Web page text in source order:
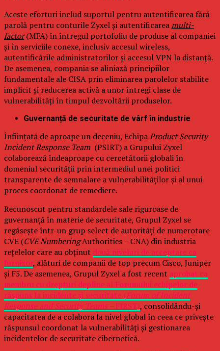
Aceste eforturi includ suportul pentru autentificarea fără
parolă pentru conturile Zyxel și autentificareamulti-
factor(MFA) în întregul portofoliu de produse al companiei
și în serviciile conexe, inclusiv accesul wireless,
autentificările administratorilor și accesul VPN la distanță.
De asemenea, compania se aliniază principiilor
fundamentale ale CISA prin eliminarea parolelor stabilite
implicit și reducerea activă a unor întregi clase de
vulnerabilități în timpul dezvoltării produselor.
Guvernanță de securitate de vârf în industrie
Înființată de aproape un deceniu, EchipaProduct Security
Incident Response Team (PSIRT) a Grupului Zyxel
colaborează îndeaproape cu cercetătorii globali în
domeniul securității prin intermediul unei politici
transparente de semnalare a vulnerabilităților și al unui
proces coordonat de remediere.
Recunoscut pentru standardele sale riguroase de
guvernanță în materie de securitate, Grupul Zyxel se
regăsește într-un grup select de autorități de numerotare
CVE (CVE NumberingAuthorities – CNA) din industria
rețelelor care au obținut două niveluri de acceptare ca
furnizor, alături de companii de top precum Cisco, Juniper
și F5. De asemenea, Grupul Zyxel a fost recent aprobat ca
membru cu drepturi depline al Forumului echipelor de
răspuns la incidente și securitate (Forum of Incident
Response and Security Teams –FIRST), consolidându-și
capacitatea de a colabora la nivel global în ceea ce privește
răspunsul coordonat la vulnerabilități și gestionarea
incidentelor de securitate cibernetică.